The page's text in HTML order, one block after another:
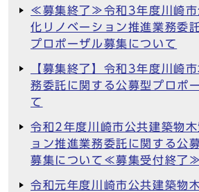
≪募集終了≫令和3年度川崎市
化リノベーション推進業務委
プロポーザル募集について
【募集終了】令和3年度川崎
務委託に関する公募型プロポ
て
令和2年度川崎市公共建築物
ョン推進業務委託に関する公
募集について≪募集受付終了≫
令和元年度川崎市公共建築物